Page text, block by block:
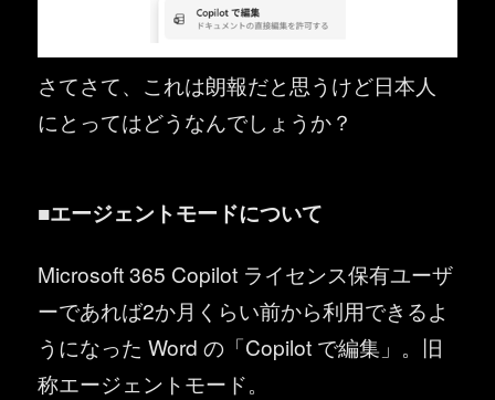
さてさて、これは朗報だと思うけど日本人
にとってはどうなんでしょうか？
■エージェントモードについて
Microsoft 365 Copilot ライセンス保有ユーザ
ーであれば2か月くらい前から利用できるよ
うになった Word の「Copilot で編集」。旧
称エージェントモード。